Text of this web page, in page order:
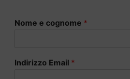
Nome e cognome *
Indirizzo Email *